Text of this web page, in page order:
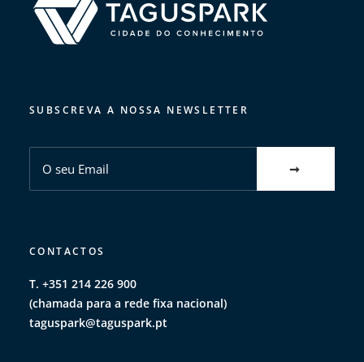
SUBSCREVA A NOSSA NEWSLETTER
CONTACTOS
T. +351 214 226 900
(chamada para a rede fixa nacional)
taguspark@taguspark.pt